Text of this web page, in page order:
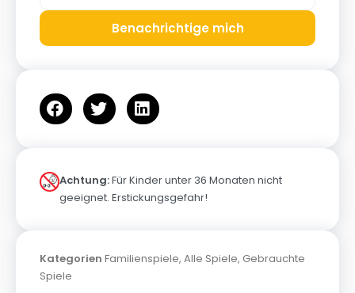
Benachrichtige mich
Achtung:Für Kinder unter 36 Monaten nicht
geeignet. Erstickungsgefahr!
Kategorien Familienspiele, Alle Spiele, Gebrauchte
Spiele